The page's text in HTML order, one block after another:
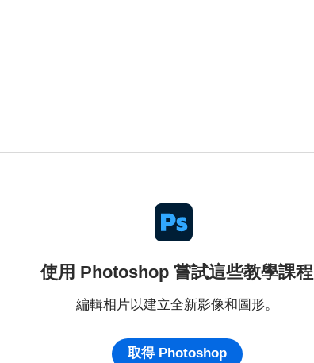
使用 Photoshop 嘗試這些教學課程
編輯相片以建立全新影像和圖形。
取得 Photoshop